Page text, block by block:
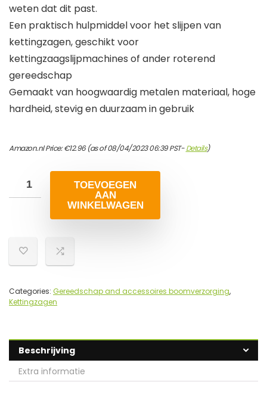
weten dat dit past.
Een praktisch hulpmiddel voor het slijpen van
kettingzagen, geschikt voor
kettingzaagslijpmachines of ander roterend
gereedschap
Gemaakt van hoogwaardig metalen materiaal, hoge
hardheid, stevig en duurzaam in gebruik
Amazon.nl Price:€12.96(as of 08/04/2023 06:39 PST-Details)
TOEVOEGEN
AAN
WINKELWAGEN
Categories: Gereedschap and accessoires boomverzorging,
Kettingzagen
Beschrijving
Extra informatie